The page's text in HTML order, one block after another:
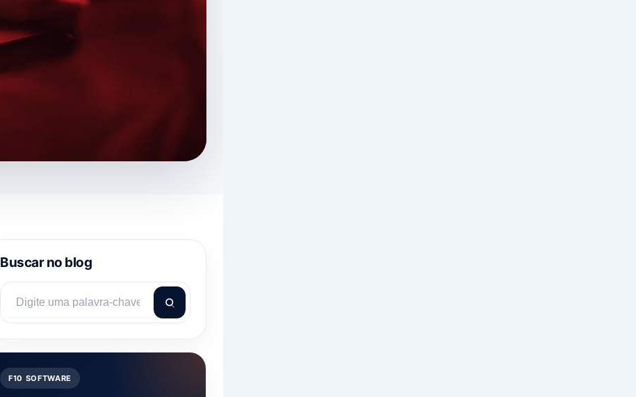
Buscar no blog
F10 SOFTWARE